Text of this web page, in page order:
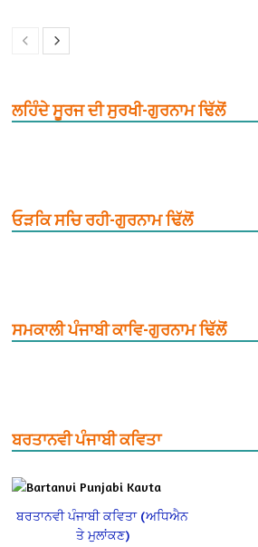
ਲਹਿੰਦੇ ਸੂਰਜ ਦੀ ਸੁਰਖੀ-ਗੁਰਨਾਮ ਢਿੱਲੋਂ
ਓੜਕਿ ਸਚਿ ਰਹੀ-ਗੁਰਨਾਮ ਢਿੱਲੋਂ
ਸਮਕਾਲੀ ਪੰਜਾਬੀ ਕਾਵਿ-ਗੁਰਨਾਮ ਢਿੱਲੋਂ
ਬਰਤਾਨਵੀ ਪੰਜਾਬੀ ਕਵਿਤਾ
ਬਰਤਾਨਵੀ ਪੰਜਾਬੀ ਕਵਿਤਾ (ਅਧਿਐਨ
ਤੇ ਮੁਲਾਂਕਣ)